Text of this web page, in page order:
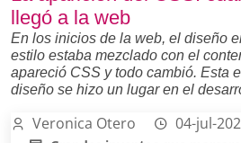
llegó a la web
En los inicios de la web, el diseño
estilo estaba mezclado con el
apareció CSS y todo cambió. Esta
diseño se hizo un lugar en el
Veronica Otero 04-jul-